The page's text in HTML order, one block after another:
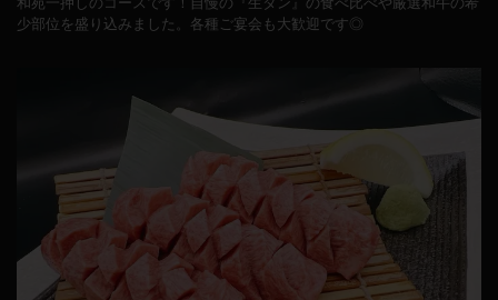
少部位を盛り込みました。各種ご宴会も大歓迎です◎